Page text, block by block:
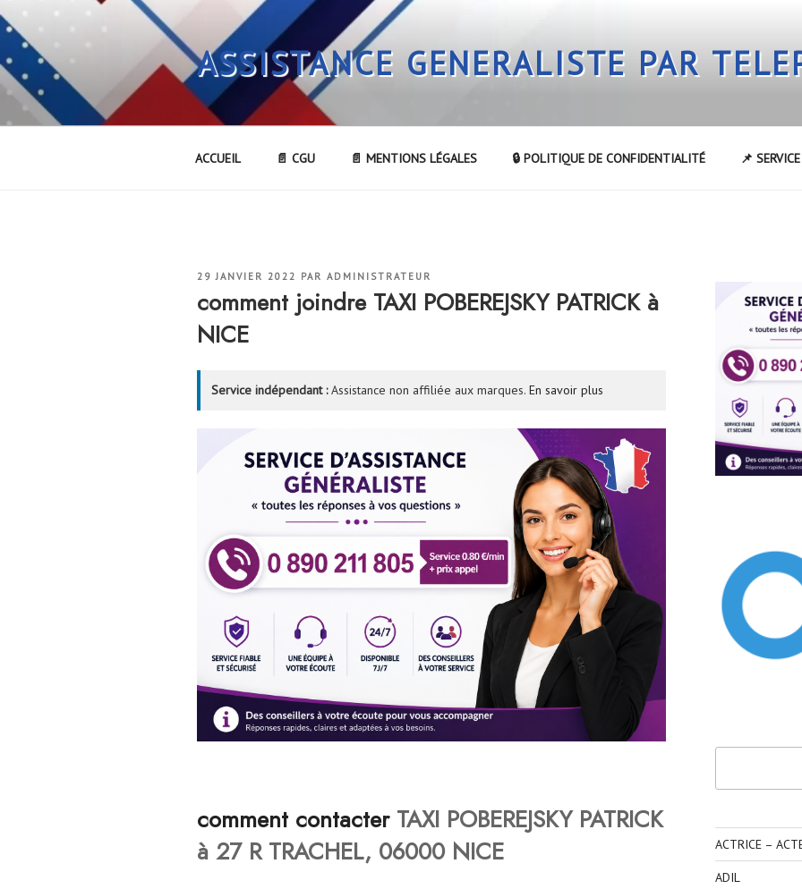
Aller
au
contenu
principal
ASSISTANCE GENERALISTE PAR
ACCUEIL 📄 CGU 📄 MENTIONS LÉGALES 🔒 POLITIQUE DE CONFIDENTIALITÉ 📌
PUBLIÉ
29 JANVIER 2022 PAR ADMINISTRATEUR
comment joindre TAXI POBEREJSKY PATRICK à
NICE
Service indépendant :Assistance non affiliée aux marques. En savoir plus
comment contacterTAXI POBEREJSKY PATRICK
à 27 R TRACHEL, 06000 NICE
ACTRICE –
ADIL